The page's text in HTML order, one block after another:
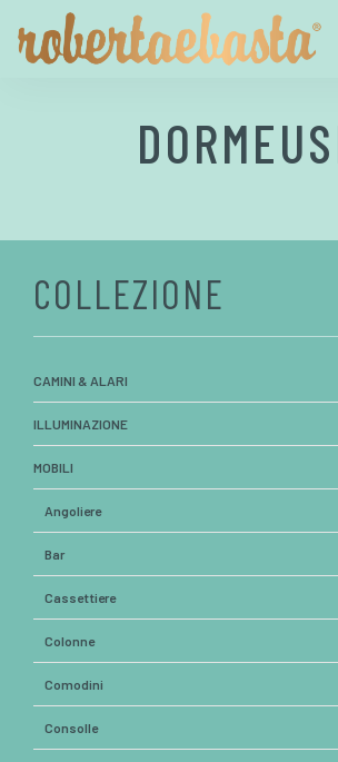
COLLEZIONE
CAMINI & ALARI
ILLUMINAZIONE
MOBILI
Angoliere
Bar
Cassettiere
Colonne
Comodini
Consolle